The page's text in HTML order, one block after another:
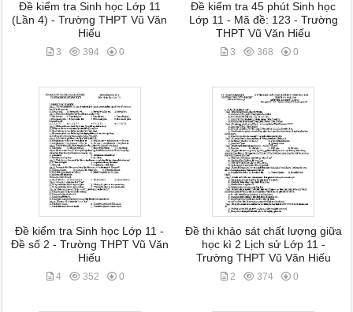
Đề kiểm tra Sinh học Lớp 11
(Lần 4) - Trường THPT Vũ Văn
Hiếu
3 394 0
Đề kiểm tra 45 phút Sinh học
Lớp 11 - Mã đề: 123 - Trường
THPT Vũ Văn Hiếu
3 368 0
Đề kiểm tra Sinh học Lớp 11 -
Đề số 2 - Trường THPT Vũ Văn
Hiếu
4 352 0
Đề thi khảo sát chất lượng giữa
học kì 2 Lịch sử Lớp 11 -
Trường THPT Vũ Văn Hiếu
2 374 0